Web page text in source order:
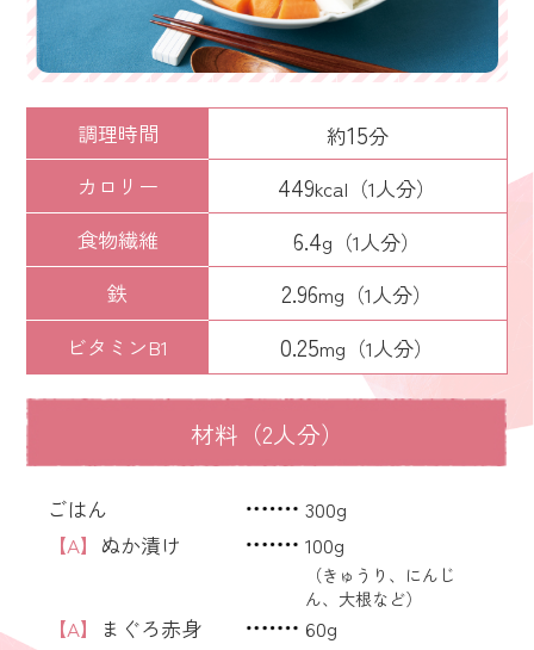
調理時間 約15分
カロリー
449kcal （1人分）
食物繊維
6.4g （1人分）
鉄
2.96mg （1人分）
ビタミンB1
0.25mg （1人分）
材料（2人分）
ごはん
300g
【A】 ぬか漬け 100g
（きゅうり、にんじ
ん、大根など）
【A】 まぐろ赤身
60g